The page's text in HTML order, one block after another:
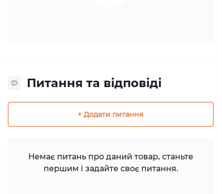
Питання та відповіді
+ Додати питання
Немає питань про даний товар, станьте
першим і задайте своє питання.